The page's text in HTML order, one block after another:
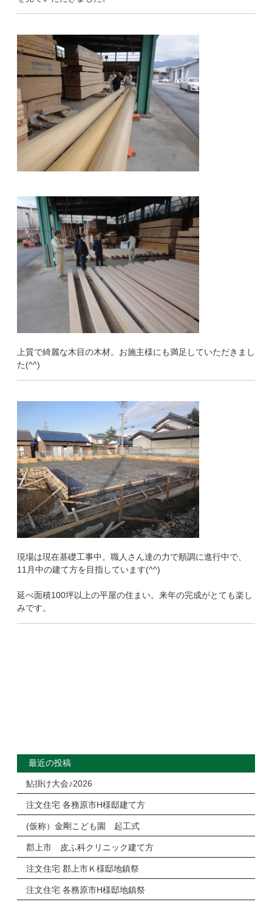
上質で綺麗な木目の木材。お施主様にも満足していただきまし
た(^^)
現場は現在基礎工事中。職人さん達の力で順調に進行中で、
11月中の建て方を目指しています(^^)
延べ面積100坪以上の平屋の住まい。来年の完成がとても楽し
みです。
最近の投稿
鮎掛け大会♪2026
注文住宅 各務原市H様邸建て方
(仮称）金剛こども園 起工式
郡上市 皮ふ科クリニック建て方
注文住宅 郡上市Ｋ様邸地鎮祭
注文住宅 各務原市H様邸地鎮祭